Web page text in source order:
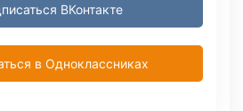
ВКонтакте
в Одноклассниках